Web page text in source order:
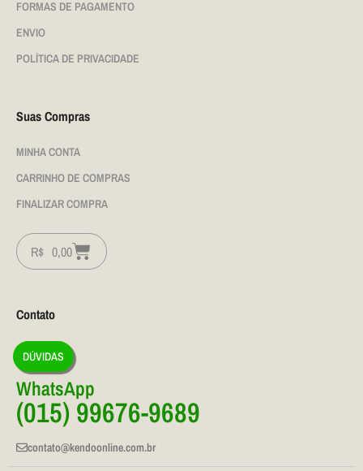
FORMAS DE PAGAMENTO
ENVIO
POLÍTICA DE PRIVACIDADE
Suas Compras
MINHA CONTA
CARRINHO DE COMPRAS
FINALIZAR COMPRA
R$ 0,00
Contato
DÚVIDAS
WhatsApp
(015) 99676-9689
contato@kendoonline.com.br